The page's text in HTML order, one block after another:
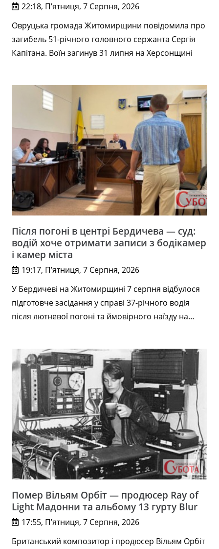
22:18, П’ятниця, 7 Серпня, 2026
Овруцька громада Житомирщини повідомила про
загибель 51-річного головного сержанта Сергія
Капітана. Воїн загинув 31 липня на Херсонщині
Після погоні в центрі Бердичева — суд:
водій хоче отримати записи з бодікамер
і камер міста
19:17, П’ятниця, 7 Серпня, 2026
У Бердичеві на Житомирщині 7 серпня відбулося
підготовче засідання у справі 37-річного водія
після лютневої погоні та ймовірного наїзду на…
Помер Вільям Орбіт — продюсер Ray of
Light Мадонни та альбому 13 гурту Blur
17:55, П’ятниця, 7 Серпня, 2026
Британський композитор і продюсер Вільям Орбіт